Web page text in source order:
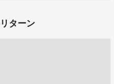
ターン